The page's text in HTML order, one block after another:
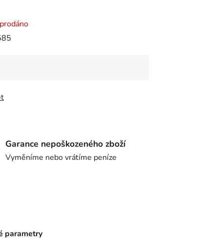
Garance nepoškozeného zboží
Vyměníme nebo vrátíme peníze
parametry